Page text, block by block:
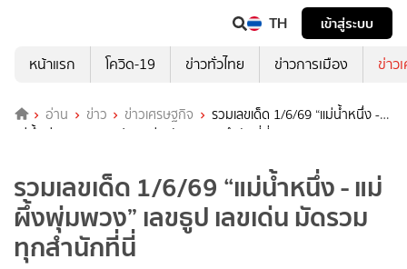
TH
เข้าสู่ระบบ
หน้าแรก
โควิด-19 ข่าวทั่วไทย ข่าวการเมือง ข่าว
อ่าน ข่าว ข่าวเศรษฐกิจ
รวมเลขเด็ด 1/6/69 “แม่น้ำหนึ่ง -
แม่ผึ้งพุ่มพวง” เลขธูป เลขเด่น มัดรวมทุกสำนักที่นี่
รวมเลขเด็ด 1/6/69 “แม่น้ำหนึ่ง - แม่
ผึ้งพุ่มพวง” เลขธูป เลขเด่น มัดรวม
ทุกสำนักที่นี่